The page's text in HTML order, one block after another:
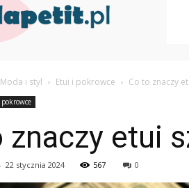
Moda i styl Etui i pokrowce Co to znaczy
znaczy etui
22 stycznia 2024 567 0